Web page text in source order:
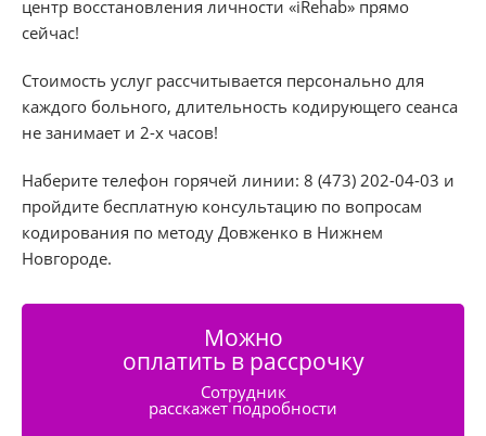
центр восстановления личности «iRehab» прямо
сейчас!
Стоимость услуг рассчитывается персонально для
каждого больного, длительность кодирующего сеанса
не занимает и 2-х часов!
Наберите телефон горячей линии: 8 (473) 202-04-03 и
пройдите бесплатную консультацию по вопросам
кодирования по методу Довженко в Нижнем
Новгороде.
Можно
оплатить в рассрочку
Сотрудник
расскажет подробности